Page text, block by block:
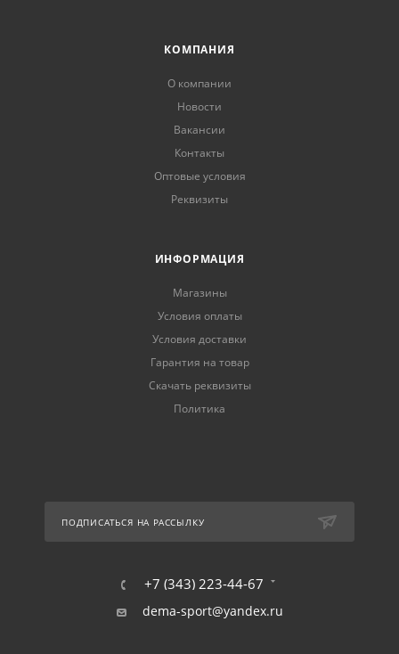
КОМПАНИЯ
О компании
Новости
Вакансии
Контакты
Оптовые условия
Реквизиты
ИНФОРМАЦИЯ
Магазины
Условия оплаты
Условия доставки
Гарантия на товар
Скачать реквизиты
Политика
ПОДПИСАТЬСЯ НА РАССЫЛКУ
+7 (343) 223-44-67
dema-sport@yandex.ru